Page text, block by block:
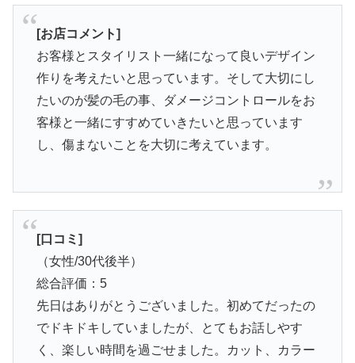
[お店コメント]
お客様とスタイリスト一緒になって良いデザイン
作りを考えたいと思っています。そして大切にし
たいのが髪の毛の事、ダメージコントロールをお
客様と一緒にすすめていきたいと思っています
し、傷まないことを大切に考えています。
[口コミ]
（女性/30代後半）
総合評価：5
先日はありがとうございました。初めてだったの
でドキドキしていましたが、とてもお話しやす
く、楽しい時間を過ごせました。カット、カラー